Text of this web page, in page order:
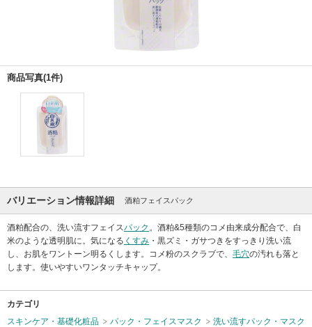
商品写真(1件)
バリエーション情報詳細 酒粕フェイスパック
酒粕配合の、洗い流すフェイスパック 。酒粕&5種類のコメ由来成分配合で、白
米のような透明肌に。気になる くすみ ・黒ズミ・ガサつきをすっきり洗い流
し、お肌をワントーン明るくします。コメ粉のスクラブで、 毛穴の汚れも落と
します。使いやすいワンタッチキャップ。
カテゴリ
スキンケア・基礎化粧品
パック・フェイスマスク 洗い流すパック・マスク